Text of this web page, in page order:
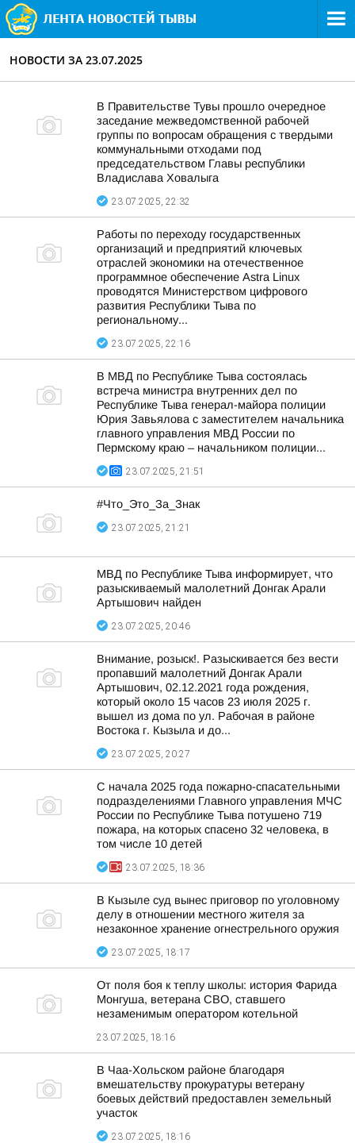
НОВОСТИ ЗА 23.07.2025
В Правительстве Тувы прошло очередное
заседание межведомственной рабочей
группы по вопросам обращения с твердыми
коммунальными отходами под
председательством Главы республики
Владислава Ховалыга
23.07.2025, 22:32
Работы по переходу государственных
организаций и предприятий ключевых
отраслей экономики на отечественное
программное обеспечение Astra Linux
проводятся Министерством цифрового
развития Республики Тыва по
региональному...
23.07.2025, 22:16
В МВД по Республике Тыва состоялась
встреча министра внутренних дел по
Республике Тыва генерал-майора полиции
Юрия Завьялова с заместителем начальника
главного управления МВД России по
Пермскому краю – начальником полиции...
23.07.2025, 21:51
#Что_Это_За_Знак
23.07.2025, 21:21
МВД по Республике Тыва информирует, что
разыскиваемый малолетний Донгак Арали
Артышович найден
23.07.2025, 20:46
Внимание, розыск!. Разыскивается без вести
пропавший малолетний Донгак Арали
Артышович, 02.12.2021 года рождения,
который около 15 часов 23 июля 2025 г.
вышел из дома по ул. Рабочая в районе
Востока г. Кызыла и до...
23.07.2025, 20:27
С начала 2025 года пожарно-спасательными
подразделениями Главного управления МЧС
России по Республике Тыва потушено 719
пожара, на которых спасено 32 человека, в
том числе 10 детей
23.07.2025, 18:36
В Кызыле суд вынес приговор по уголовному
делу в отношении местного жителя за
незаконное хранение огнестрельного оружия
23.07.2025, 18:17
От поля боя к теплу школы: история Фарида
Монгуша, ветерана СВО, ставшего
незаменимым оператором котельной
23.07.2025, 18:16
В Чаа-Хольском районе благодаря
вмешательству прокуратуры ветерану
боевых действий предоставлен земельный
участок
23.07.2025, 18:16